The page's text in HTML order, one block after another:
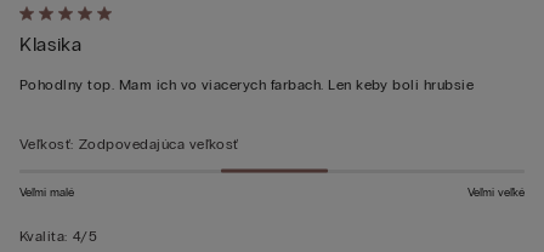
Hodnotenie:
5
z 5
Klasika
Pohodlny top. Mam ich vo viacerych farbach. Len keby boli hrubsie
Veľkosť: Zodpovedajúca veľkosť
Veľmi malé Veľmi veľké
Kvalita: 4/5